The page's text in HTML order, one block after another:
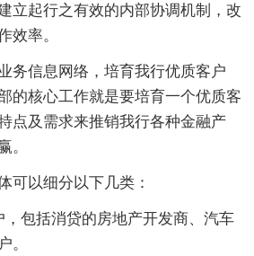
立起行之有效的内部协调机制，改
效率。
信息网络，培育我行优质客户
的核心工作就是要培育一个优质客
点及需求来推销我行各种金融产
。
以细分以下几类：
包括消贷的房地产开发商、汽车
。